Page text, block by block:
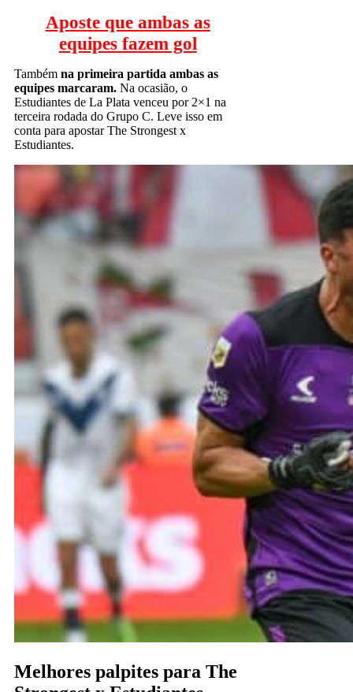
Aposte que ambas as
equipes fazem gol
Também na primeira partida ambas as
equipes marcaram. Na ocasião, o
Estudiantes de La Plata venceu por 2×1 na
terceira rodada do Grupo C. Leve isso em
conta para apostar The Strongest x
Estudiantes.
Melhores palpites para The